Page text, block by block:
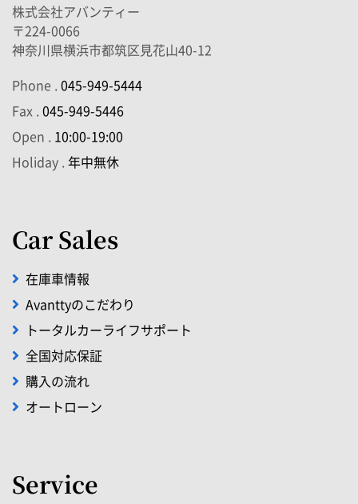
株式会社アバンティー
〒224-0066
神奈川県横浜市都筑区見花山40-12
Phone . 045-949-5444
Fax . 045-949-5446
Open . 10:00-19:00
Holiday . 年中無休
Car Sales
在庫車情報
Avanttyのこだわり
トータルカーライフサポート
全国対応保証
購入の流れ
オートローン
Service